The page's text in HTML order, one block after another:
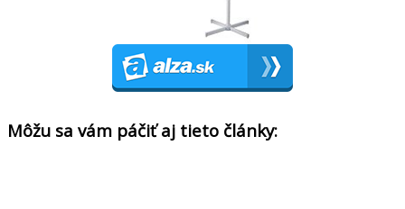
Môžu sa vám páčiť aj tieto články: